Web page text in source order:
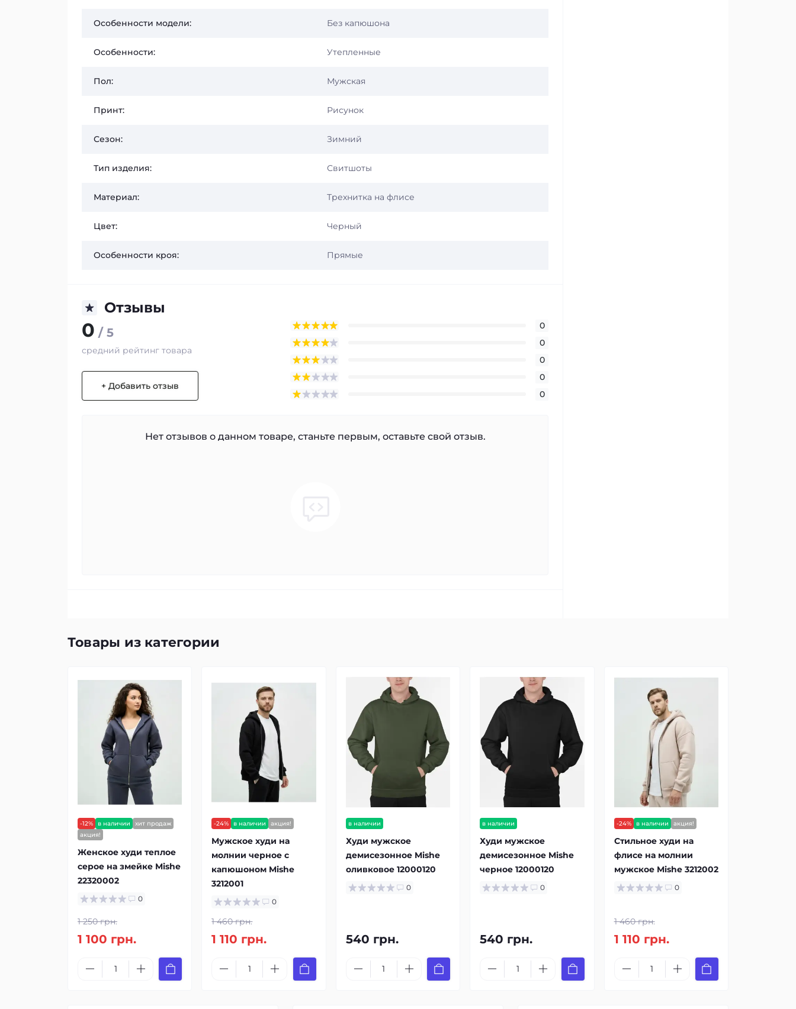
Особенности модели: Без капюшона
Особенности: Утепленные
Пол: Мужская
Принт: Рисунок
Сезон: Зимний
Тип изделия: Свитшоты
Материал: Трехнитка на флисе
Цвет: Черный
Особенности кроя: Прямые
Отзывы
0 / 5
средний рейтинг товара
+ Добавить отзыв
0
0
0
0
0
Нет отзывов о данном товаре, станьте первым, оставьте свой отзыв.
Товары из категории
-12% в наличии
хит продаж
акция!
Женское худи теплое
серое на змейке Mishe
22320002
0
1 250 грн.
1 100 грн.
-24% в наличии акция!
Мужское худи на
молнии черное с
капюшоном Mishe
3212001
0
1 460 грн.
1 110 грн.
в наличии
Худи мужское
демисезонное Mishe
оливковое 12000120
0
540 грн.
в наличии
Худи мужское
демисезонное Mishe
черное 12000120
0
540 грн.
-24% в наличии акция!
Стильное худи на
флисе на молнии
мужское Mishe 3212002
0
1 460 грн.
1 110 грн.